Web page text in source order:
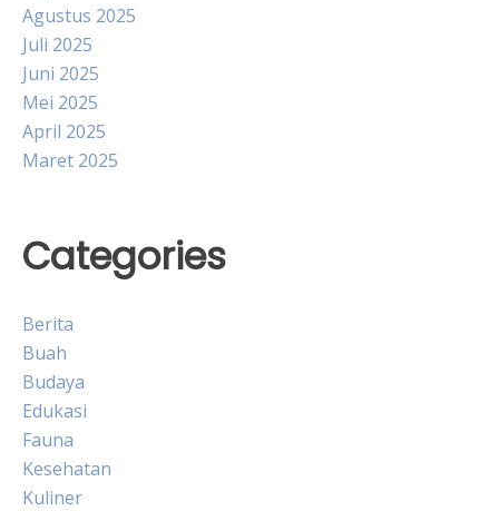
Agustus 2025
Juli 2025
Juni 2025
Mei 2025
April 2025
Maret 2025
Categories
Berita
Buah
Budaya
Edukasi
Fauna
Kesehatan
Kuliner